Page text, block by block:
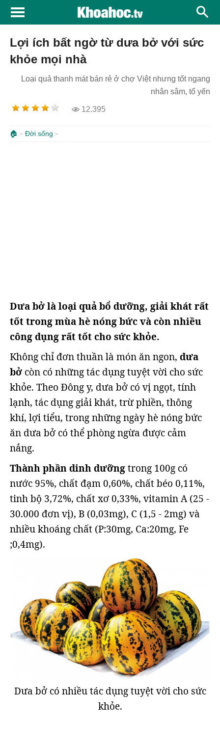
Lợi ích bất ngờ từ dưa bở với sức
khỏe mọi nhà
Loại quả thanh mát bán rẻ ở chợ Việt nhưng tốt ngang
nhân sâm, tổ yến
12.395
🏠 Đời sống
Dưa bở là loại quả bổ dưỡng, giải khát rất
tốt trong mùa hè nóng bức và còn nhiều
công dụng rất tốt cho sức khỏe.
Không chỉ đơn thuần là món ăn ngon, dưa
bở còn có những tác dụng tuyệt vời cho sức
khỏe. Theo Đông y, dưa bở có vị ngọt, tính
lạnh, tác dụng giải khát, trừ phiền, thông
khí, lợi tiểu, trong những ngày hè nóng bức
ăn dưa bở có thể phòng ngừa được cảm
nắng.
Thành phần dinh dưỡngtrong 100g có
nước 95%, chất đạm 0,60%, chất béo 0,11%,
tinh bộ 3,72%, chất xơ 0,33%, vitamin A (25 -
30.000 đơn vị), B (0,03mg), C (1,5 - 2mg) và
nhiều khoáng chất (P:30mg, Ca:20mg, Fe
;0,4mg).
Dưa bở có nhiều tác dụng tuyệt vời cho sức
khỏe.